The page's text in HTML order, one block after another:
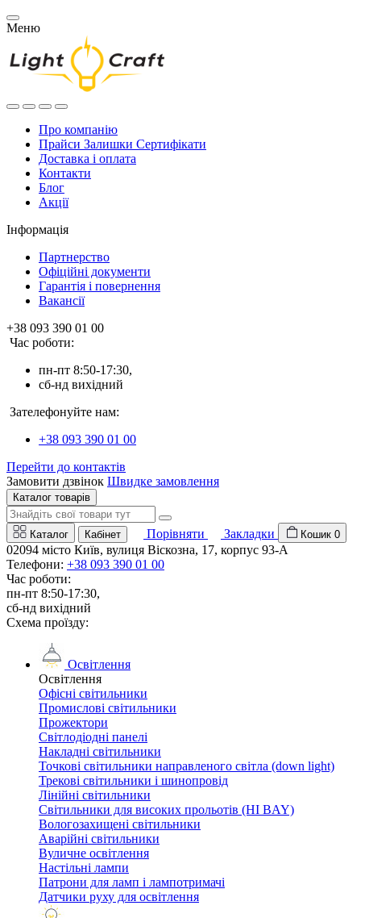
Меню
Про компанію
Прайси Залишки Сертифікати
Доставка і оплата
Контакти
Блог
Акції
Інформація
Партнерство
Офіційні документи
Гарантія і повернення
Вакансії
+38 093 390 01 00
Час роботи:
пн-пт 8:50-17:30,
сб-нд вихідний
Зателефонуйте нам:
+38 093 390 01 00
Перейти до контактів
Замовити дзвінок Швидке замовлення
Каталог товарів
Каталог Кабінет Порівняти Закладки Кошик 0
02094 місто Київ, вулиця Віскозна, 17, корпус 93-А
Телефони: +38 093 390 01 00
Час роботи:
пн-пт 8:50-17:30,
сб-нд вихідний
Схема проїзду:
Освітлення
Освітлення
Офісні світильники
Промислові світильники
Прожектори
Світлодіодні панелі
Накладні світильники
Точкові світильники направленого світла (down light)
Трекові світильники і шинопровід
Лінійні світильники
Світильники для високих прольотів (HI BAY)
Вологозахищені світильники
Аварійні світильники
Вуличне освітлення
Настільні лампи
Патрони для ламп і лампотримачі
Датчики руху для освітлення